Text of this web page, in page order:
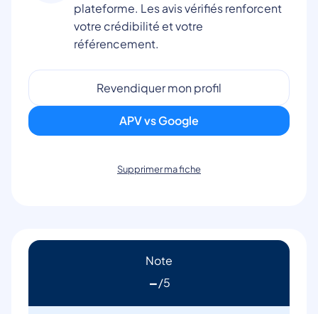
plateforme. Les avis vérifiés renforcent
votre crédibilité et votre
référencement.
Revendiquer mon profil
APV vs Google
Supprimer ma fiche
Note
-